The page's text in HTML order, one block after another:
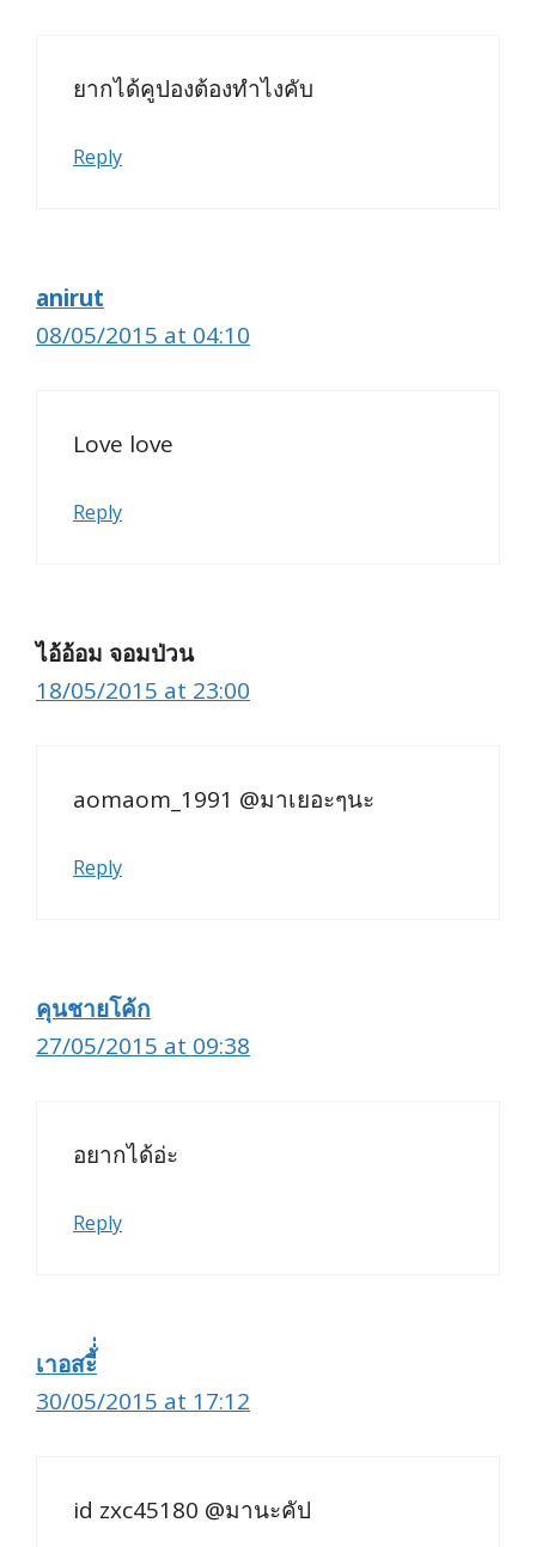
ยากได้คูปองต้องทำไงคับ
Reply
anirut
08/05/2015 at 04:10
Love love
Reply
ไอ้อ้อม จอมป่วน
18/05/2015 at 23:00
aomaom_1991 @มาเยอะๆนะ
Reply
คุนชายโค้ก
27/05/2015 at 09:38
อยากได้อ่ะ
Reply
เาอสะี้่่
30/05/2015 at 17:12
id zxc45180 @มานะคัป